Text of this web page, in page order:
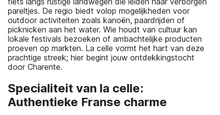
pareltjes. De regio biedt volop mogelijkheden voor
outdoor activiteiten zoals kanoën, paardrijden of
picknicken aan het water. Wie houdt van cultuur kan
lokale festivals bezoeken of ambachtelijke producten
proeven op markten. La celle vormt het hart van deze
prachtige streek; hier begint jouw ontdekkingstocht
door Charente.
Specialiteit van la celle:
Authentieke Franse charme